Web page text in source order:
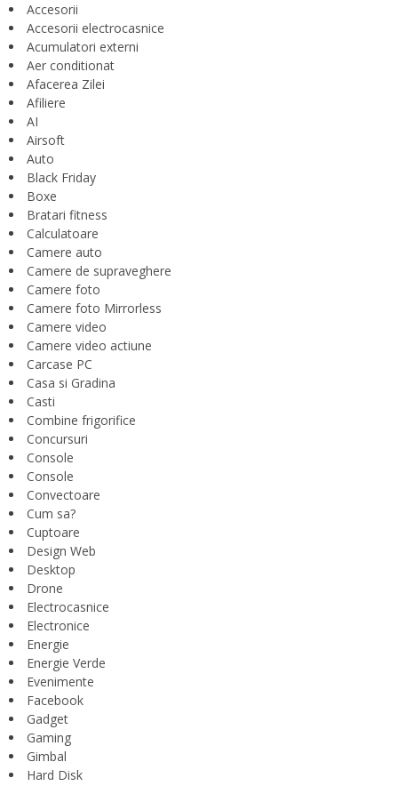
Accesorii
Accesorii electrocasnice
Acumulatori externi
Aer conditionat
Afacerea Zilei
Afiliere
AI
Airsoft
Auto
Black Friday
Boxe
Bratari fitness
Calculatoare
Camere auto
Camere de supraveghere
Camere foto
Camere foto Mirrorless
Camere video
Camere video actiune
Carcase PC
Casa si Gradina
Casti
Combine frigorifice
Concursuri
Console
Console
Convectoare
Cum sa?
Cuptoare
Design Web
Desktop
Drone
Electrocasnice
Electronice
Energie
Energie Verde
Evenimente
Facebook
Gadget
Gaming
Gimbal
Hard Disk